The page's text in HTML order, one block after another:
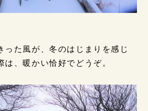
った風が、冬のはじまりを感じ
は、暖かい恰好でどうぞ。